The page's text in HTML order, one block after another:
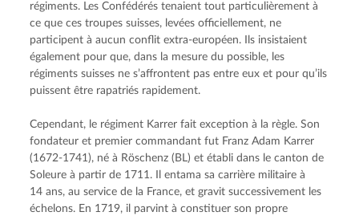
régiments. Les Confédérés tenaient tout particulièrement à
ce que ces troupes suisses, levées officiellement, ne
participent à aucun conflit extra-européen. Ils insistaient
également pour que, dans la mesure du possible, les
régiments suisses ne s’affrontent pas entre eux et pour qu’ils
puissent être rapatriés rapidement.
Cependant, le régiment Karrer fait exception à la règle. Son
fondateur et premier commandant fut Franz Adam Karrer
(1672-1741), né à Röschenz (BL) et établi dans le canton de
Soleure à partir de 1711. Il entama sa carrière militaire à
14 ans, au service de la France, et gravit successivement les
échelons. En 1719, il parvint à constituer son propre